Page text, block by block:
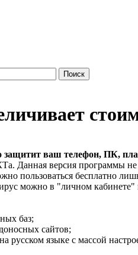
Поиск
ваш телефон, ПК,
Данная версия программы
бесплатно лишь
можно в "личном
баз;
сайтов;
русском языке с массой